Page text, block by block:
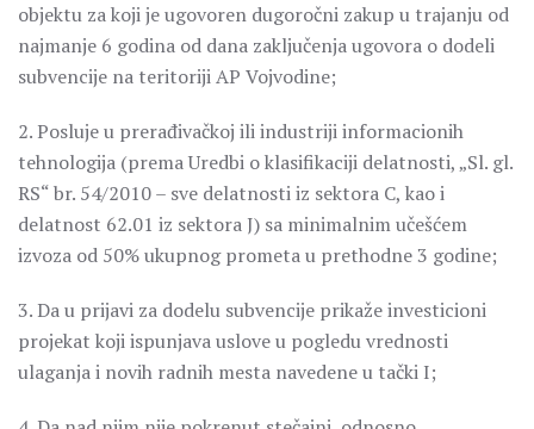
objektu za koji je ugovoren dugoročni zakup u trajanju od
najmanje 6 godina od dana zaključenja ugovora o dodeli
subvencije na teritoriji AP Vojvodine;
2. Posluje u prerađivačkoj ili industriji informacionih
tehnologija (prema Uredbi o klasifikaciji delatnosti, „Sl. gl.
RS“ br. 54/2010 – sve delatnosti iz sektora C, kao i
delatnost 62.01 iz sektora J) sa minimalnim učešćem
izvoza od 50% ukupnog prometa u prethodne 3 godine;
3. Da u prijavi za dodelu subvencije prikaže investicioni
projekat koji ispunjava uslove u pogledu vrednosti
ulaganja i novih radnih mesta navedene u tački I;